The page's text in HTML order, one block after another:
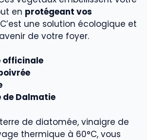
en protégeant vos
une solution écologique et
de votre foyer.
officinale
de Dalmatie
de diatomée, vinaigre de
thermique à 60°C, vous